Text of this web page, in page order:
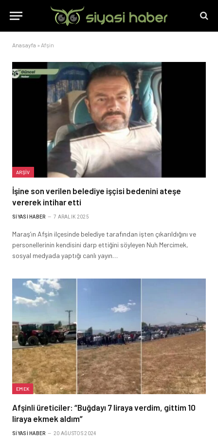
Anasayfa » Afşin
ARŞIV
İşine son verilen belediye işçisi bedenini ateşe
vererek intihar etti
SIYASI HABER 7 ARALIK 2025
Maraş’ın Afşin ilçesinde belediye tarafından işten çıkarıldığını ve
personellerinin kendisini darp ettiğini söyleyen Nuh Mercimek,
sosyal medyada yaptığı canlı yayın…
EMEK
Afşinli üreticiler: “Buğdayı 7 liraya verdim, gittim 10
liraya ekmek aldım”
SIYASI HABER 20 AĞUSTOS 2024